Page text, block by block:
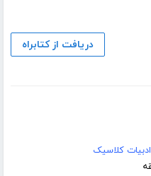
دریافت از کتابراه
ادبیات کلاسیک